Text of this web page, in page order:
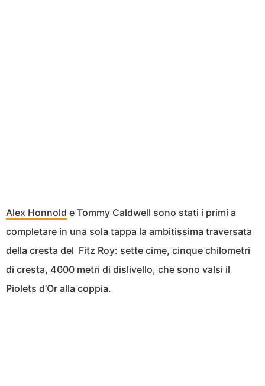
Alex Honnold e Tommy Caldwell sono stati i primi a
completare in una sola tappa la ambitissima traversata
della cresta del Fitz Roy: sette cime, cinque chilometri
di cresta, 4000 metri di dislivello, che sono valsi il
Piolets d’Or alla coppia.